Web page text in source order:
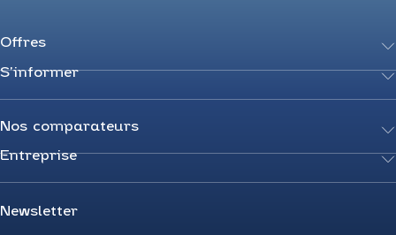
Offres
Achetez votre énergie
Transition énergétique
Secteurs d’expertise
Optimisez vos taxes et compteurs
Mix énergie
Efficacité énergétique
S’informer
Actualités
Guides de l’énergie
Livres blancs
Nos comparateurs
Comparateur Électricité
Comparateur Gaz
Entreprise
Nous rejoindre
Devenez Partenaire
Newsletter